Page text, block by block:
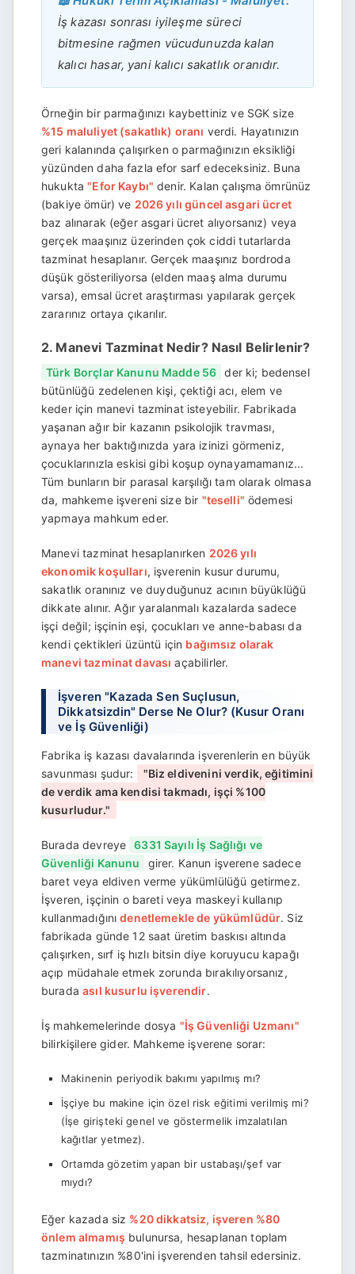
İş kazası sonrası iyileşme süreci
bitmesine rağmen vücudunuzda kalan
kalıcı hasar, yani kalıcı sakatlık oranıdır.
Örneğin bir parmağınızı kaybettiniz ve SGK size
%15 maluliyet (sakatlık) oranı verdi. Hayatınızın
geri kalanında çalışırken o parmağınızın eksikliği
yüzünden daha fazla efor sarf edeceksiniz. Buna
hukukta"Efor Kaybı" denir. Kalan çalışma ömrünüz
(bakiye ömür) ve 2026 yılı güncel asgari ücret
baz alınarak (eğer asgari ücret alıyorsanız) veya
gerçek maaşınız üzerinden çok ciddi tutarlarda
tazminat hesaplanır. Gerçek maaşınız bordroda
düşük gösteriliyorsa (elden maaş alma durumu
varsa), emsal ücret araştırması yapılarak gerçek
zararınız ortaya çıkarılır.
2. Manevi Tazminat Nedir? Nasıl Belirlenir?
Türk Borçlar Kanunu Madde 56 der ki; bedensel
bütünlüğü zedelenen kişi, çektiği acı, elem ve
keder için manevi tazminat isteyebilir. Fabrikada
yaşanan ağır bir kazanın psikolojik travması,
aynaya her baktığınızda yara izinizi görmeniz,
çocuklarınızla eskisi gibi koşup oynayamamanız...
Tüm bunların bir parasal karşılığı tam olarak olmasa
da, mahkeme işvereni size bir "teselli" ödemesi
yapmaya mahkum eder.
Manevi tazminat hesaplanırken 2026 yılı
ekonomik koşulları, işverenin kusur durumu,
sakatlık oranınız ve duyduğunuz acının büyüklüğü
dikkate alınır. Ağır yaralanmalı kazalarda sadece
işçi değil; işçinin eşi, çocukları ve anne-babası da
kendi çektikleri üzüntü için bağımsız olarak
manevi tazminat davası açabilirler.
İşveren "Kazada Sen Suçlusun,
Dikkatsizdin" Derse Ne Olur? (Kusur Oranı
ve İş Güvenliği)
Fabrika iş kazası davalarında işverenlerin en büyük
savunması şudur:
"Biz eldivenini verdik, eğitimini
de verdik ama kendisi takmadı, işçi %100
kusurludur."
Burada devreye
6331 Sayılı İş Sağlığı ve
Güvenliği Kanunu
girer. Kanun işverene sadece
baret veya eldiven verme yükümlülüğü getirmez.
İşveren, işçinin o bareti veya maskeyi kullanıp
kullanmadığınıdenetlemekle de yükümlüdür. Siz
fabrikada günde 12 saat üretim baskısı altında
çalışırken, sırf iş hızlı bitsin diye koruyucu kapağı
açıp müdahale etmek zorunda bırakılıyorsanız,
buradaasıl kusurlu işverendir.
İş mahkemelerinde dosya "İş Güvenliği Uzmanı"
bilirkişilere gider. Mahkeme işverene sorar:
Makinenin periyodik bakımı yapılmış mı?
İşçiye bu makine için özel risk eğitimi verilmiş mi?
(İşe girişteki genel ve göstermelik imzalatılan
kağıtlar yetmez).
Ortamda gözetim yapan bir ustabaşı/şef var
mıydı?
Eğer kazada siz %20 dikkatsiz, işveren %80
önlem almamış bulunursa, hesaplanan toplam
tazminatınızın %80'ini işverenden tahsil edersiniz.